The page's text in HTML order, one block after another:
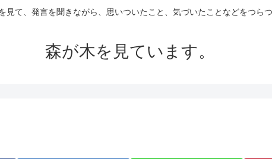
て、発言を聞きながら、思いついたこと、気づいたことなどをつら
森が木を見ています。